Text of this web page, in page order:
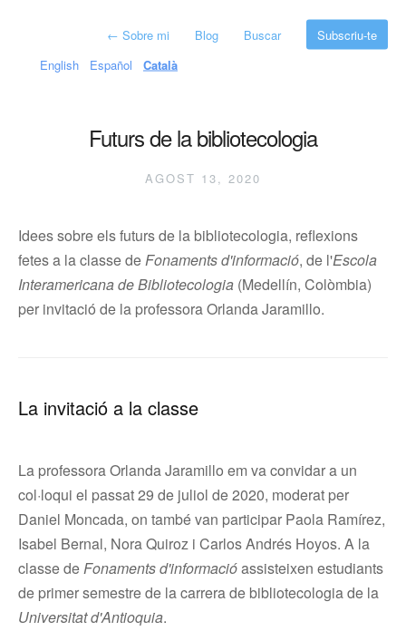
← Sobre mi Blog Buscar
Subscriu-te
English
Español Català
Futurs de la bibliotecologia
AGOST 13, 2020
Idees sobre els futurs de la bibliotecologia, reflexions
fetes a la classe deFonaments d'informació, de l'Escola
Interamericana de Bibliotecologia (Medellín, Colòmbia)
per invitació de la professora Orlanda Jaramillo.
La invitació a la classe
La professora Orlanda Jaramillo em va convidar a un
col·loqui el passat 29 de juliol de 2020, moderat per
Daniel Moncada, on també van participar Paola Ramírez,
Isabel Bernal, Nora Quiroz i Carlos Andrés Hoyos. A la
classe deFonaments d'informacióassisteixen estudiants
de primer semestre de la carrera de bibliotecologia de la
Universitat d'Antioquia.